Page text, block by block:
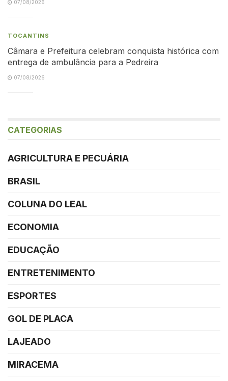
07/08/2026
TOCANTINS
Câmara e Prefeitura celebram conquista histórica com
entrega de ambulância para a Pedreira
07/08/2026
CATEGORIAS
AGRICULTURA E PECUÁRIA
BRASIL
COLUNA DO LEAL
ECONOMIA
EDUCAÇÃO
ENTRETENIMENTO
ESPORTES
GOL DE PLACA
LAJEADO
MIRACEMA